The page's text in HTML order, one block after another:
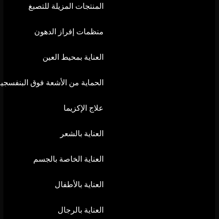
المنتجات المزيلة للتصبغ
منظمات إفراز الدهون
العناية بمحيط العين
الحماية من الأشعة فوق
علاج الإكزيما
العناية بالشعر
العناية الخاصة بالجسم
العناية بالأطفال
العناية بالرجال